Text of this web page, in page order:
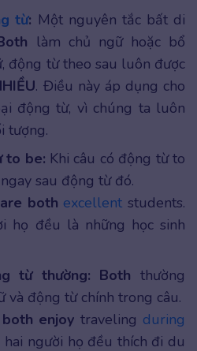
từ: Một nguyên tắc bất di
làm chủ ngữ hoặc bổ
động từ theo sau luôn được
. Điều này áp dụng cho
động từ, vì chúng ta luôn
tượng.
to be: Khi câu có động từ to
sau động từ đó.
are both excellent students.
họ đều là những học sinh
từ thường: Both thường
và động từ chính trong câu.
both enjoy traveling during
hai người họ đều thích đi du